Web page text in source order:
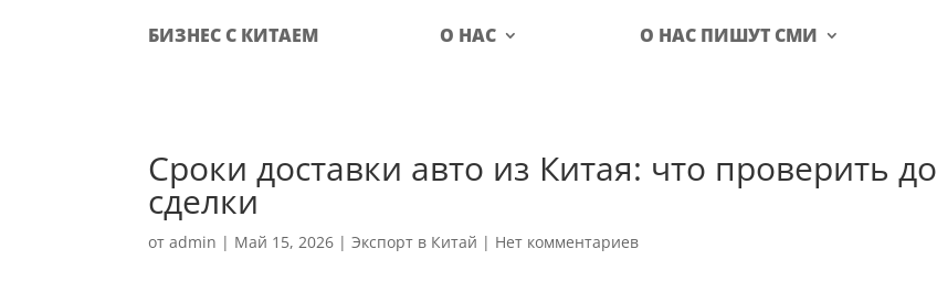
БИЗНЕС С КИТАЕМ О НАС О НАС ПИШУТ СМИ
Сроки доставки авто из Китая: что проверить до
сделки
отadmin | Май 15, 2026 |Экспорт в Китай | Нет комментариев